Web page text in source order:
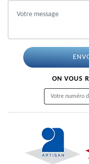
ON VOUS